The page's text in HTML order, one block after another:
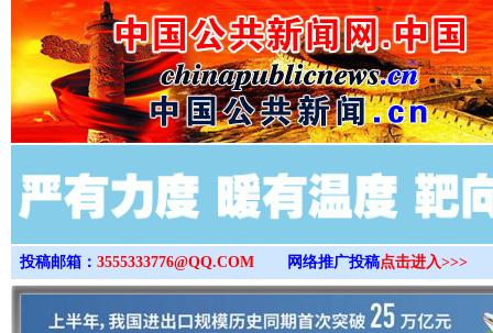
>
投稿邮箱： 3555333776@QQ.COM 网络推广投稿点击进入>>>